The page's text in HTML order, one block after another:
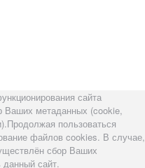
сайта
Ваших метаданных (cookie,
пользоваться
файлов cookies. В случае,
сбор Ваших
сайт.